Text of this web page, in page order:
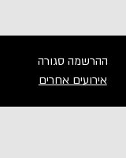
ההרשמה סגורה
אירועים אחרים